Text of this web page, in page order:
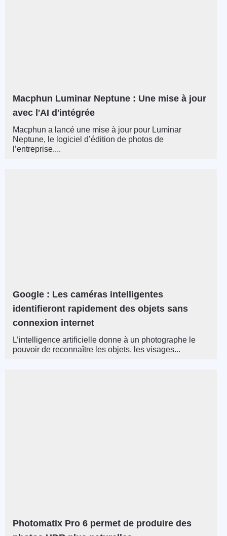
Macphun Luminar Neptune : Une mise à jour
avec l'AI d'intégrée
Macphun a lancé une mise à jour pour Luminar
Neptune, le logiciel d’édition de photos de
l’entreprise....
Google : Les caméras intelligentes
identifieront rapidement des objets sans
connexion internet
L’intelligence artificielle donne à un photographe le
pouvoir de reconnaître les objets, les visages...
Photomatix Pro 6 permet de produire des